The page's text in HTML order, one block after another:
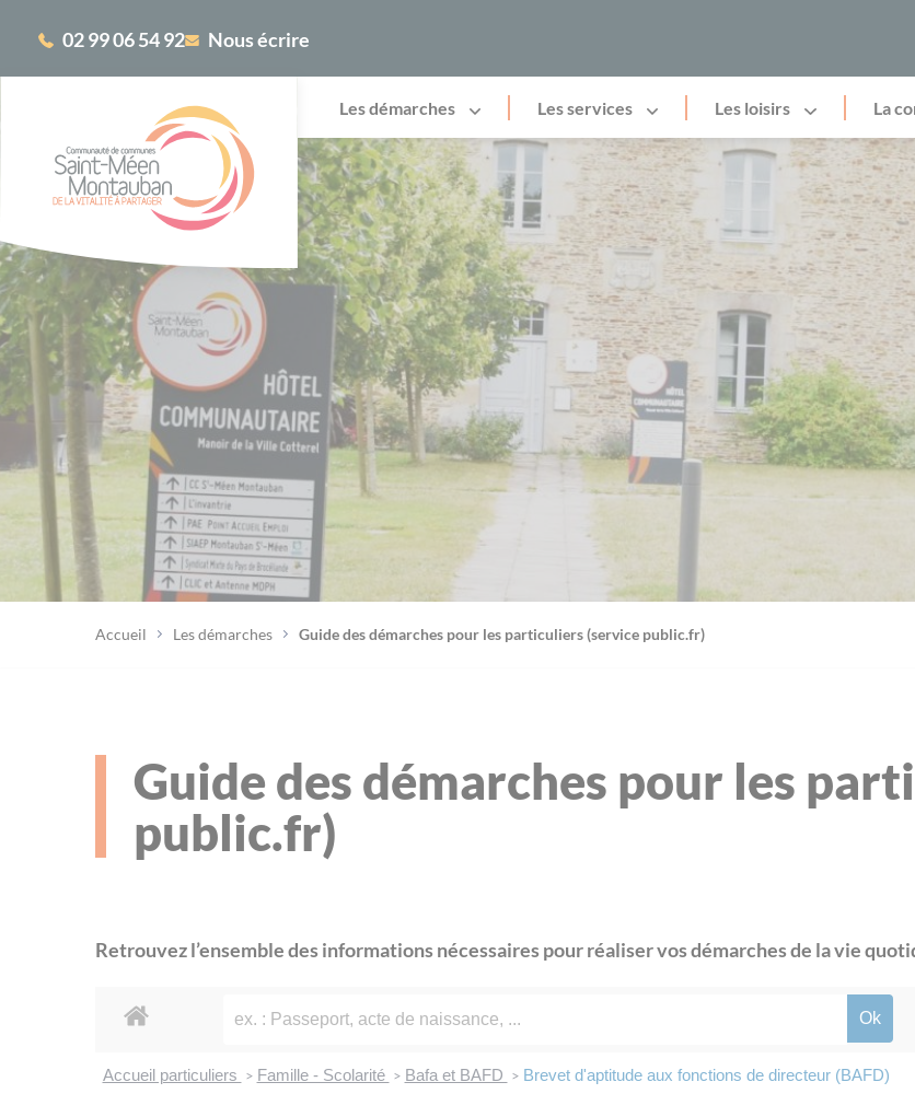
02 99 06 54 92 Nous écrire
Les démarches Les services Les loisirs La
Accueil Les démarches Guide des démarches pour les particuliers (service public.fr)
Guide des démarches pour les
public.fr)
Retrouvez l’ensemble des informations nécessaires pour réaliser vos démarches de la vie
Accueil particuliers > Famille - Scolarité > Bafa et BAFD > Brevet d'aptitude aux fonctions de directeur (BAFD)